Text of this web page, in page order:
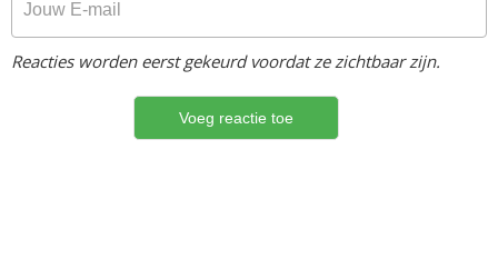
Reacties worden eerst gekeurd voordat ze zichtbaar zijn.